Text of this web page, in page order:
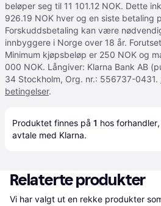
beløper seg til 11 101.12 NOK. Dette
926.19 NOK hver og en siste betaling
Forskuddsbetaling kan være
innbyggere i Norge over 18 år.
Minimum kjøpsbeløp er 250 NOK og
000 NOK. Långiver: Klarna Bank AB
34 Stockholm, Org. nr.: 556737-0431.
betingelser.
Produktet finnes på 1 hos forhandler
avtale med Klarna.
Relaterte produkter